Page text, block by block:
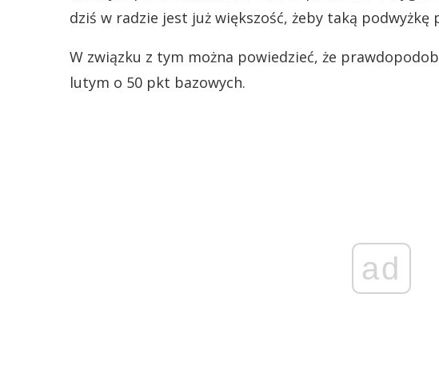
dziś w radzie jest już większość, żeby taką podwyżkę
W związku z tym można powiedzieć, że
lutym o 50 pkt bazowych.
ad